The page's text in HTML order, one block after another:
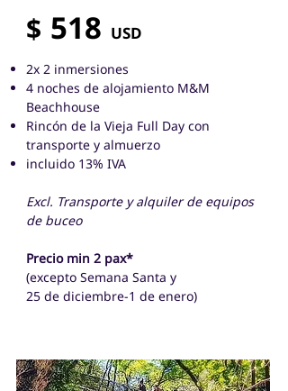
2x 2 inmersiones
4 noches de alojamiento M&M
Beachhouse
Rincón de la Vieja Full Day con
transporte y almuerzo
incluido 13% IVA​
Excl. Transporte y alquiler de equipos
de buceo
Precio min 2 pax*
(excepto Semana Santa y
25 de diciembre-1 de enero)
$ 518 USD